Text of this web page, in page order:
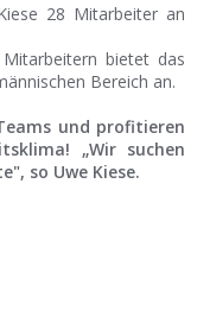
28 Mitarbeiter an
bietet das
Bereich an.
und profitieren
„Wir suchen
so Uwe Kiese.